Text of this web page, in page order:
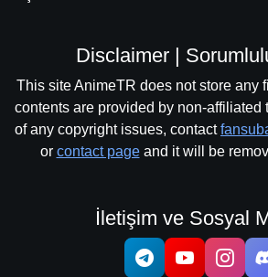
Disclaimer |
This site AnimeTR does not store any
contents are provided by non-affiliated
of any copyright issues, contact
or contact pageand it will be
İletişim ve Sosyal